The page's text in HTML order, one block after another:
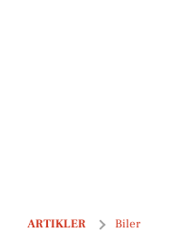
ARTIKLER Biler
10 dyreste biler til salg